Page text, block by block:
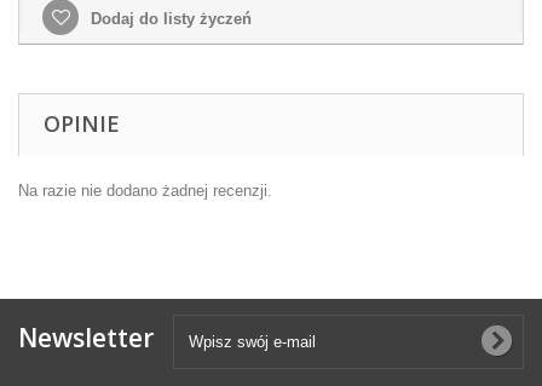
Dodaj do listy życzeń
OPINIE
Na razie nie dodano żadnej recenzji.
Newsletter